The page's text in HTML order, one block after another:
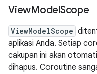
ViewModelScope
ViewModelScope
aplikasi Anda. Setiap
cakupan ini akan
dihapus. Coroutine